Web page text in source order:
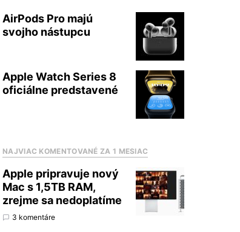
AirPods Pro majú
svojho nástupcu
Apple Watch Series 8
oficiálne predstavené
NAJVIAC KOMENTOVANÉ ZA 1 MESIAC
Apple pripravuje nový
Mac s 1,5TB RAM,
zrejme sa nedoplatíme
3 komentáre